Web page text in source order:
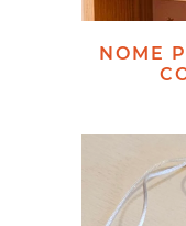
NOME